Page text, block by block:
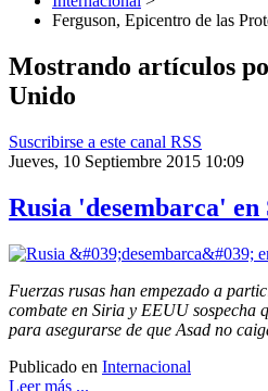
Ferguson, Epicentro de las
Mostrando artículos
Unido
Suscribirse a este canal RSS
Jueves, 10 Septiembre 2015 10:09
Rusia 'desembarca' en
Fuerzas rusas han empezado a
combate en Siria y EEUU sospecha
para asegurarse de que Asad no
Publicado en Internacional
Leer más ...